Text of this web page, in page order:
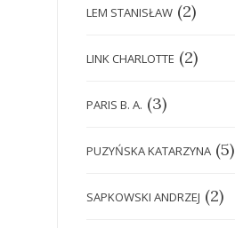
LEM STANISŁAW (2)
LINK CHARLOTTE (2)
PARIS B. A. (3)
PUZYŃSKA KATARZYNA (5)
SAPKOWSKI ANDRZEJ (2)